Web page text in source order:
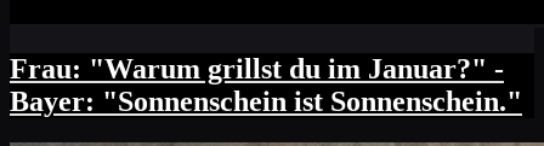
Frau: "Warum grillst du im Januar?" -
Bayer: "Sonnenschein ist Sonnenschein."